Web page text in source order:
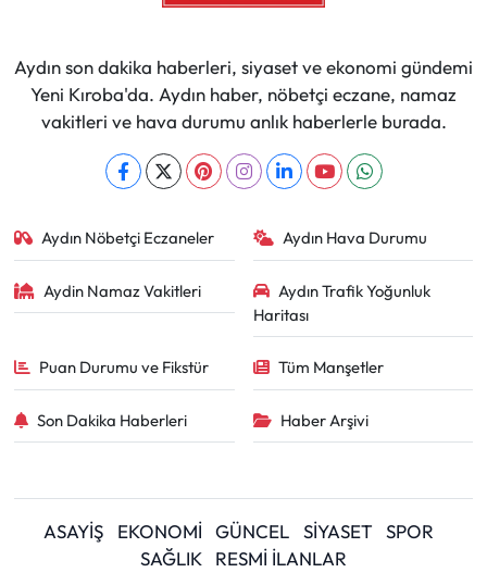
Aydın son dakika haberleri, siyaset ve ekonomi gündemi
Yeni Kıroba'da. Aydın haber, nöbetçi eczane, namaz
vakitleri ve hava durumu anlık haberlerle burada.
Aydın Nöbetçi Eczaneler Aydın Hava Durumu
Aydin Namaz Vakitleri
Aydın Trafik Yoğunluk
Haritası
Puan Durumu ve Fikstür Tüm Manşetler
Son Dakika Haberleri Haber Arşivi
ASAYİŞ EKONOMİ GÜNCEL SİYASET
SPOR
SAĞLIK
RESMİ İLANLAR